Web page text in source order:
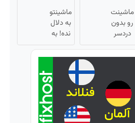
آسان و
راحت
38
درصد
سالانه
📈
ماشینت
رو بدون
دردسر
بفروش |
بدون
ماشینتو
به دلال
نده! به
مصرف
کننده
بفروش!
به یک
تماس